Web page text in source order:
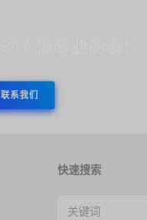
联系我们
快速搜索